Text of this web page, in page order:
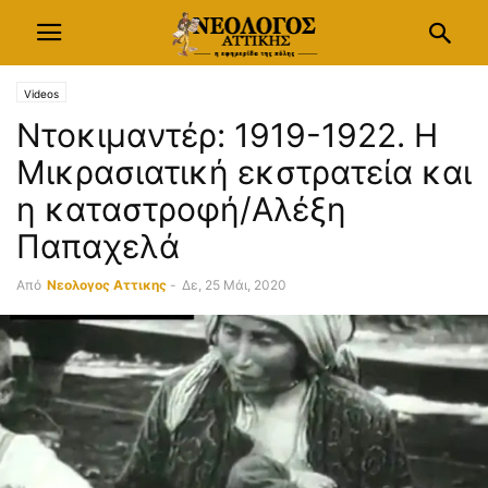
Videos
Ντοκιμαντέρ: 1919-1922. Η
Μικρασιατική εκστρατεία και
η καταστροφή/Αλέξη
Παπαχελά
Από Νεολογος Αττικης - Δε, 25 Μάι, 2020